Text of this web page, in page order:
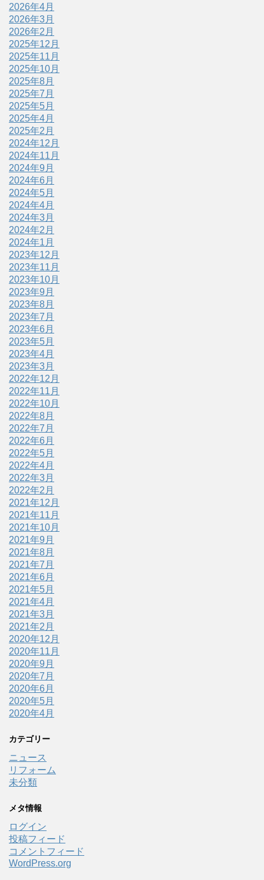
2026年4月
2026年3月
2026年2月
2025年12月
2025年11月
2025年10月
2025年8月
2025年7月
2025年5月
2025年4月
2025年2月
2024年12月
2024年11月
2024年9月
2024年6月
2024年5月
2024年4月
2024年3月
2024年2月
2024年1月
2023年12月
2023年11月
2023年10月
2023年9月
2023年8月
2023年7月
2023年6月
2023年5月
2023年4月
2023年3月
2022年12月
2022年11月
2022年10月
2022年8月
2022年7月
2022年6月
2022年5月
2022年4月
2022年3月
2022年2月
2021年12月
2021年11月
2021年10月
2021年9月
2021年8月
2021年7月
2021年6月
2021年5月
2021年4月
2021年3月
2021年2月
2020年12月
2020年11月
2020年9月
2020年7月
2020年6月
2020年5月
2020年4月
カテゴリー
ニュース
リフォーム
未分類
メタ情報
ログイン
投稿フィード
コメントフィード
WordPress.org